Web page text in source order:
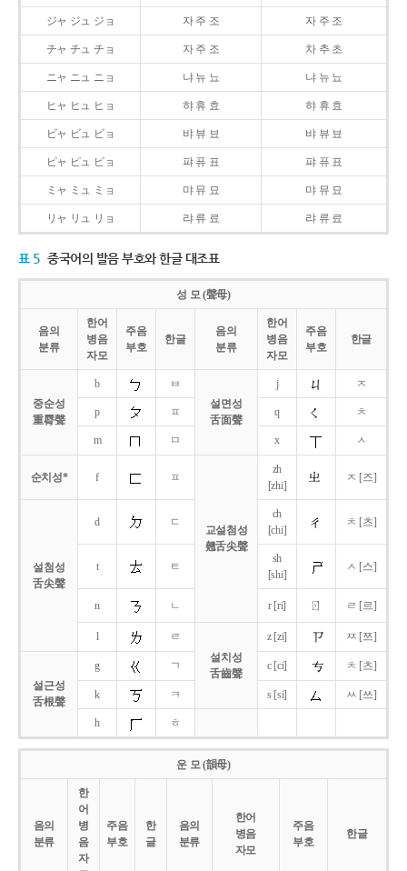
ジャ ジュ ジョ 자 주 조 자 주 조
チャ チュ チョ 자 주 조 차 추 초
ニャ ニュ ニョ 냐 뉴 뇨 냐 뉴 뇨
ヒャ ヒュ ヒョ 햐 휴 효 햐 휴 효
ビャ ビュ ビョ 뱌 뷰 뵤 뱌 뷰 뵤
ピャ ピュ ピョ 퍄 퓨 표 퍄 퓨 표
ミャ ミュ ミョ 먀 뮤 묘 먀 뮤 묘
リャ リュ リョ 랴 류 료 랴 류 료
표 5 중국어의 발음 부호와 한글 대조표
성 모 (聲母)
음의
분류
한어
병음
자모
주음
부호
한글
음의
분류
한어
병음
자모
주음
부호
한글
중순성
重脣聲
b
ㅂ
설면성
舌面聲
j ㅈ
p ㅍ q ㅊ
m ㅁ x ㅅ
순치성* f ㅍ
교설첨성
翹舌尖聲
zh
[zhi]
ㅈ [즈]
설첨성
舌尖聲
d ㄷ
ch
[chi]
ㅊ [츠]
t ㅌ
sh
[shi]
ㅅ [스]
n ㄴ r [ri] ㄖ ㄹ [르]
l
ㄹ
설치성
舌齒聲
z [zi] ㅉ [쯔]
설근성
舌根聲
g ㄱ c [ci] ㅊ [츠]
k ㅋ s [si] ㅆ [쓰]
h ㅎ
운 모 (韻母)
음의
분류
한
어
병
음
자
주음
부호
한
글
음의
분류
한어
병음
자모
주음
부호
한글